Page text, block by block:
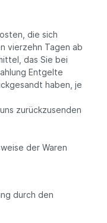
die sich
vierzehn Tagen ab
das Sie bei
Entgelte
haben, je
zurückzusenden
der Waren
durch den